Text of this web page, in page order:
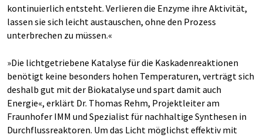
kontinuierlich entsteht. Verlieren die Enzyme ihre Aktivität,
lassen sie sich leicht austauschen, ohne den Prozess
unterbrechen zu müssen.«
»Die lichtgetriebene Katalyse für die Kaskadenreaktionen
benötigt keine besonders hohen Temperaturen, verträgt sich
deshalb gut mit der Biokatalyse und spart damit auch
Energie«, erklärt Dr. Thomas Rehm, Projektleiter am
Fraunhofer IMM und Spezialist für nachhaltige Synthesen in
Durchflussreaktoren. Um das Licht möglichst effektiv mit